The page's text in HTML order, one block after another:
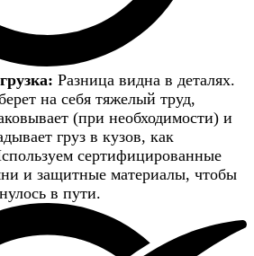
Разница видна в деталях.
на себя тяжелый труд,
(при необходимости) и
груз в кузов, как
сертифицированные
и защитные материалы, чтобы
в пути.